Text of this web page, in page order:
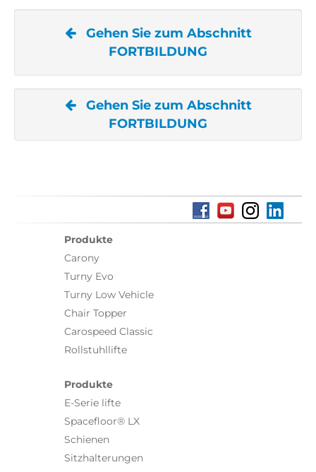
Gehen Sie zum Abschnitt
FORTBILDUNG
Gehen Sie zum Abschnitt
FORTBILDUNG
Produkte
Carony
Turny Evo
Turny Low Vehicle
Chair Topper
Carospeed Classic
Rollstuhllifte
Produkte
E-Serie lifte
Spacefloor® LX
Schienen
Sitzhalterungen